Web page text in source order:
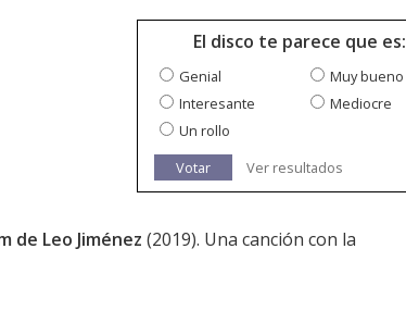
El disco te parece que es:
Genial
Muy bueno
Interesante
Mediocre
Un rollo
Votar
Ver resultados
de Leo Jiménez (2019). Una canción con la